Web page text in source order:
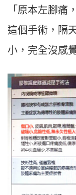
「原本左腳痛
這個手術，隔
小，完全沒感